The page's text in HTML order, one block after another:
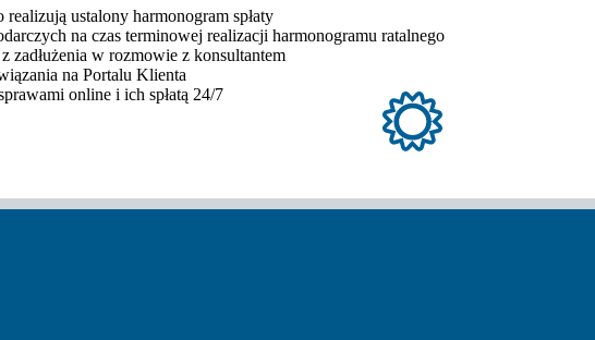
ustalony harmonogram spłaty
na czas terminowej realizacji harmonogramu ratalnego
zadłużenia w rozmowie z konsultantem
na Portalu Klienta
online i ich spłatą 24/7